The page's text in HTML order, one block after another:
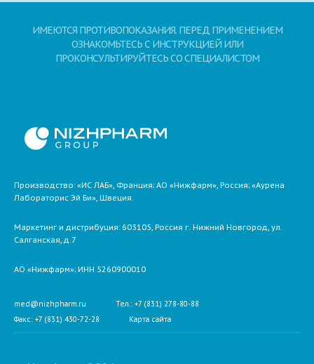
Свернуть
ИМЕЮТСЯ ПРОТИВОПОКАЗАНИЯ. ПЕРЕД ПРИМЕНЕНИЕМ
ОЗНАКОМЬТЕСЬ С ИНСТРУКЦИЕЙ ИЛИ
ПРОКОНСУЛЬТИРУЙТЕСЬ СО СПЕЦИАЛИСТОМ
Производство: «ИС ЛАБ», Франция; АО «Нижфарм», Россия; «Аурена
Лабораторис Эй Би», Швеция.
Маркетинг и дистрибуция: 603105, Россия г. Нижний Новгород, ул.
Салганская, д.7
АО «Нижфарм»; ИНН 5260900010
med@nizhpharm.ru
Тел.: +7 (831) 278-80-88
Факс: +7 (831) 430-72-28
Карта сайта